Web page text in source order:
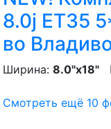
8.0j ET35
во
Ширина: 8.0"x18"
Смотреть ещё 10